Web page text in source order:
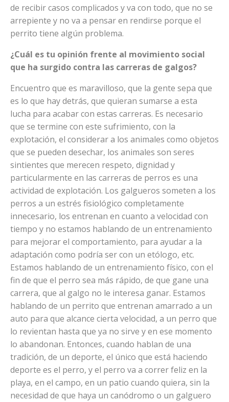
de recibir casos complicados y va con todo, que no se
arrepiente y no va a pensar en rendirse porque el
perrito tiene algún problema.
¿Cuál es tu opinión frente al movimiento social
que ha surgido contra las carreras de galgos?
Encuentro que es maravilloso, que la gente sepa que
es lo que hay detrás, que quieran sumarse a esta
lucha para acabar con estas carreras. Es necesario
que se termine con este sufrimiento, con la
explotación, el considerar a los animales como objetos
que se pueden desechar, los animales son seres
sintientes que merecen respeto, dignidad y
particularmente en las carreras de perros es una
actividad de explotación. Los galgueros someten a los
perros a un estrés fisiológico completamente
innecesario, los entrenan en cuanto a velocidad con
tiempo y no estamos hablando de un entrenamiento
para mejorar el comportamiento, para ayudar a la
adaptación como podría ser con un etólogo, etc.
Estamos hablando de un entrenamiento físico, con el
fin de que el perro sea más rápido, de que gane una
carrera, que al galgo no le interesa ganar. Estamos
hablando de un perrito que entrenan amarrado a un
auto para que alcance cierta velocidad, a un perro que
lo revientan hasta que ya no sirve y en ese momento
lo abandonan. Entonces, cuando hablan de una
tradición, de un deporte, el único que está haciendo
deporte es el perro, y el perro va a correr feliz en la
playa, en el campo, en un patio cuando quiera, sin la
necesidad de que haya un canódromo o un galguero